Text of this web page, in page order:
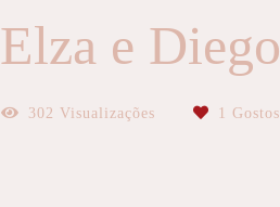
Elza e Diego
302 Visualizações 1 Gostos